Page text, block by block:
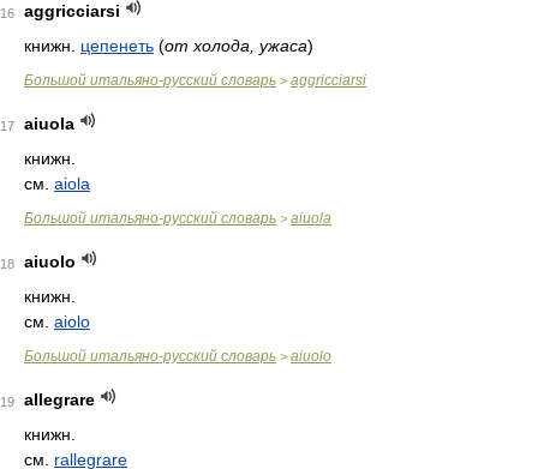
16
aggricciarsi
книжн. цепенеть (от холода, ужаса)
Большой итальяно-русский словарь > aggricciarsi
17
aiuola
книжн.
см. aiola
Большой итальяно-русский словарь > aiuola
18
aiuolo
книжн.
см. aiolo
Большой итальяно-русский словарь > aiuolo
19
allegrare
книжн.
см. rallegrare